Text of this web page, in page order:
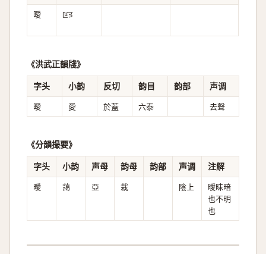
曖 ꡖꡭ
《洪武正韻牋》
字头
小韵 反切 韵目 韵部 声调
曖 愛 於蓋 六泰 去聲
《分韻撮要》
字头
小韵 声母 韵母 韵部 声调 注解
曖 藹 亞 栽 陰上
曖昧暗
也不明
也